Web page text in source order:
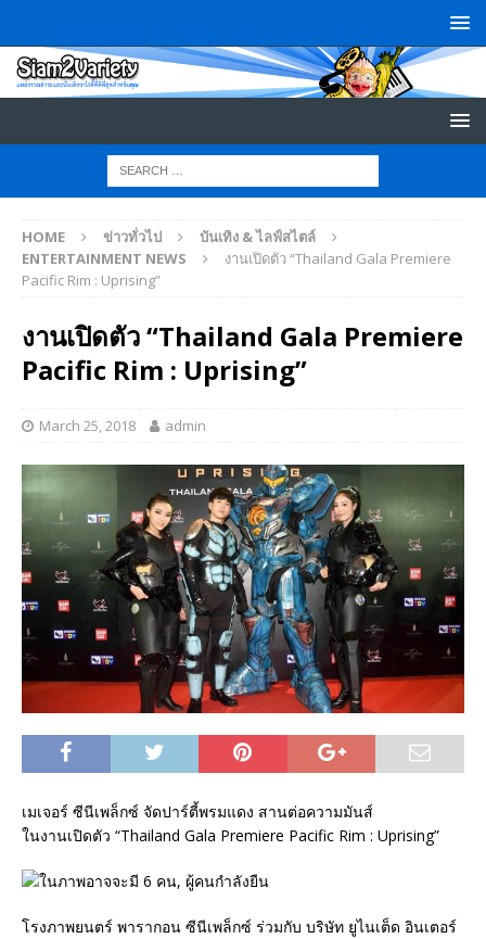
HOME ข่าวทั่วไป
บันเทิง & ไลฟ์สไตล์
ENTERTAINMENT NEWS
งานเปิดตัว “Thailand Gala Premiere
Pacific Rim : Uprising”
งานเปิดตัว “Thailand Gala Premiere
Pacific Rim : Uprising”
March 25, 2018 admin
เมเจอร์ ซีนีเพล็กซ์ จัดปาร์ตี้พรมแดง สานต่อความมันส์
ในงานเปิดตัว “Thailand Gala Premiere Pacific Rim : Uprising”
โรงภาพยนตร์ พารากอน ซีนีเพล็กซ์ ร่วมกับ บริษัท ยูไนเต็ด อินเตอร์